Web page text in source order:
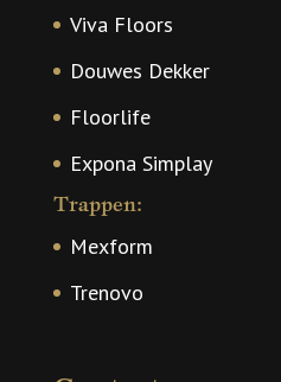
Viva Floors
Douwes Dekker
Floorlife
Expona Simplay
Trappen:
Mexform
Trenovo